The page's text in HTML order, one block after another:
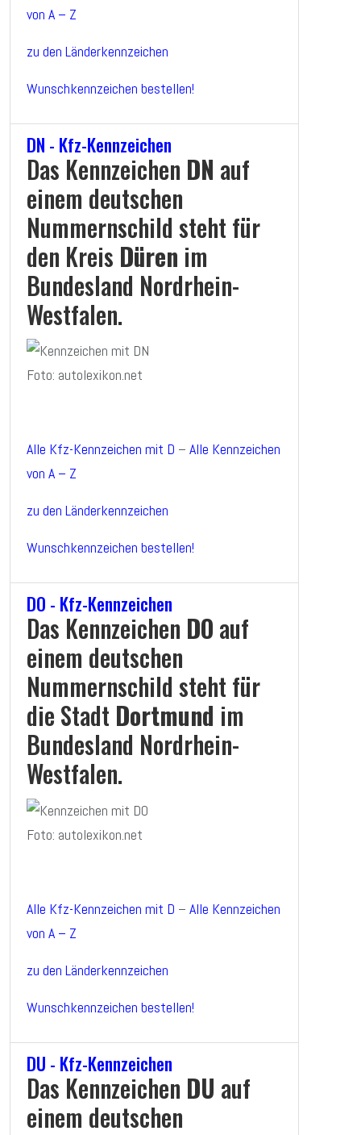
von A – Z
zu den Länderkennzeichen
Wunschkennzeichen bestellen!
DN - Kfz-Kennzeichen
Das Kennzeichen DN auf
einem deutschen
Nummernschild steht für
den Kreis Düren im
Bundesland Nordrhein-
Westfalen.
Foto: autolexikon.net
Alle Kfz-Kennzeichen mit D – Alle Kennzeichen
von A – Z
zu den Länderkennzeichen
Wunschkennzeichen bestellen!
DO - Kfz-Kennzeichen
Das Kennzeichen DO auf
einem deutschen
Nummernschild steht für
die Stadt Dortmund im
Bundesland Nordrhein-
Westfalen.
Foto: autolexikon.net
Alle Kfz-Kennzeichen mit D – Alle Kennzeichen
von A – Z
zu den Länderkennzeichen
Wunschkennzeichen bestellen!
DU - Kfz-Kennzeichen
Das Kennzeichen DU auf
einem deutschen